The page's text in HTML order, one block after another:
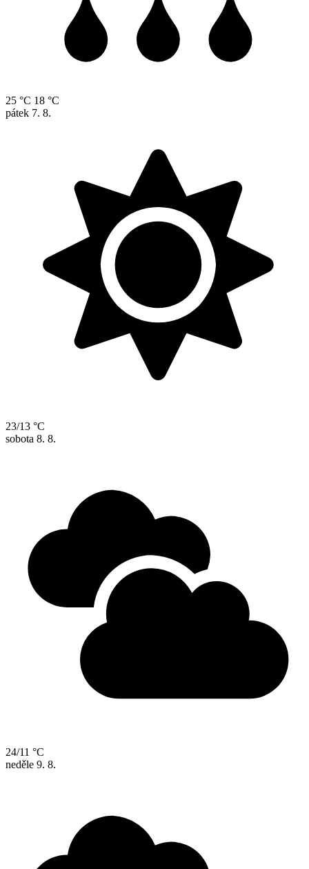
25 °C 18 °C
pátek 7. 8.
23/13 °C
sobota 8. 8.
24/11 °C
neděle 9. 8.